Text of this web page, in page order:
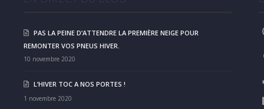
PAS LA PEINE D’ATTENDRE LA PREMIÈRE NEIGE POUR
REMONTER VOS PNEUS HIVER.
10 novembre 2020
L’HIVER TOC A NOS PORTES !
1 novembre 2020